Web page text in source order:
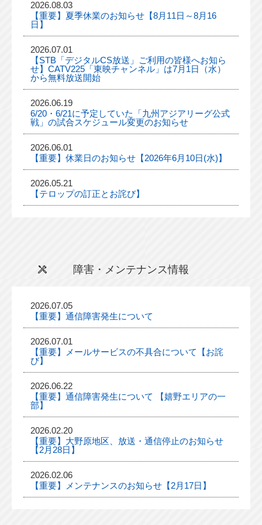
2026.08.03
【重要】夏季休業のお知らせ【8月11日～8月16
日】
2026.07.01
【STB「デジタルCS放送」ご利用の皆様へお知ら
せ】CATV225「東映チャンネル」は7月1日（水）
から無料放送開始
2026.06.19
6/20・6/21に予定していた「九州アジアリーグ公式
戦」の試合スケジュール変更のお知らせ
2026.06.01
【重要】休業日のお知らせ【2026年6月10日(水)】
2026.05.21
【テロップの訂正とお詫び】
障害・メンテナンス情報
2026.07.05
【重要】通信障害発生について
2026.07.01
【重要】メールサービスの不具合について【お詫
び】
2026.06.22
【重要】通信障害発生について 【嬉野エリアの一
部】
2026.02.20
【重要】大野原地区、放送・通信停止のお知らせ
【2月28日】
2026.02.06
【重要】メンテナンスのお知らせ【2月17日】